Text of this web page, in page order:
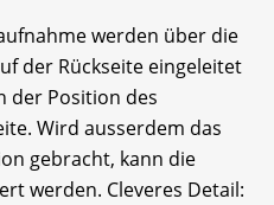
werden über die
der Rückseite eingeleitet
der Position des
Wird ausserdem das
gebracht, kann die
werden. Cleveres Detail: